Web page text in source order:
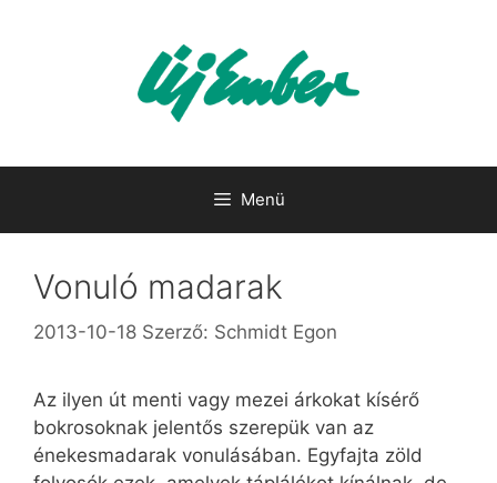
Menü
Vonuló madarak
2013-10-18 Szerző: Schmidt Egon
Az ilyen út menti vagy mezei árkokat kísérő
bokrosoknak jelentős szerepük van az
énekesmadarak vonulásában. Egyfajta zöld